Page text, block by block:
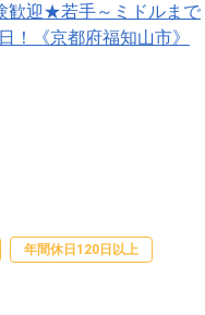
歓迎★若手～ミドルまで
！《京都府福知山市》
年間休日120日以上